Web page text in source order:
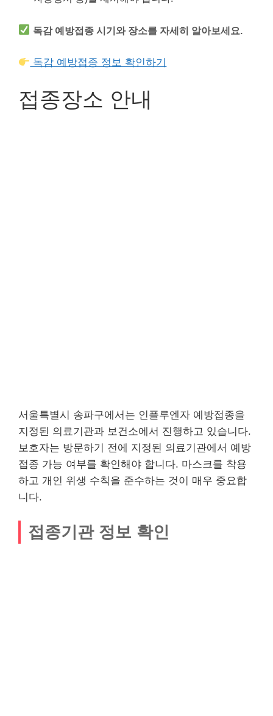
독감 예방접종 시기와 장소를 자세히 알아보세요.
독감 예방접종 정보 확인하기
접종장소 안내
서울특별시 송파구에서는 인플루엔자 예방접종을
지정된 의료기관과 보건소에서 진행하고 있습니다.
보호자는 방문하기 전에 지정된 의료기관에서 예방
접종 가능 여부를 확인해야 합니다. 마스크를 착용
하고 개인 위생 수칙을 준수하는 것이 매우 중요합
니다.
접종기관 정보 확인